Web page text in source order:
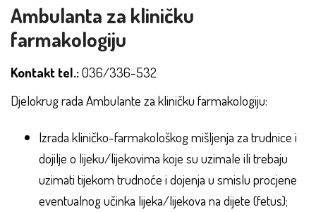
Ambulanta za kliničku
farmakologiju
Kontakt tel.:036/336-532
Djelokrug rada Ambulante za kliničku farmakologiju:
Izrada kliničko-farmakološkog mišljenja za trudnice i
dojilje o lijeku/lijekovima koje su uzimale ili trebaju
uzimati tijekom trudnoće i dojenja u smislu procjene
eventualnog učinka lijeka/lijekova na dijete (fetus);